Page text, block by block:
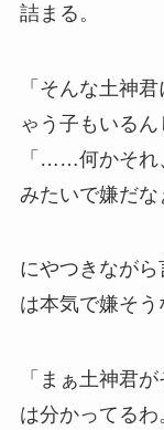
詰まる。
「そんな土神
ゃう子もいるん
「……何かそれ
みたいで嫌だな
にやつきなが
は本気で嫌そう
「まぁ土神君
は分かってる